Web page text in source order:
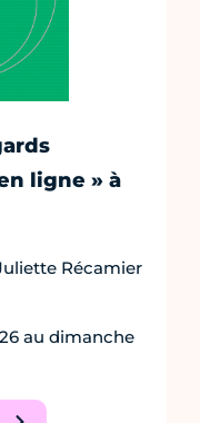
ligne » à
Récamier
au dimanche